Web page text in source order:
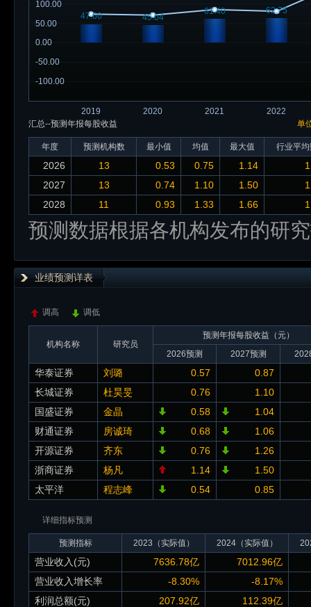
2019 2020 2021 2022
-100.00
-50.00
0.00
50.00
100.00
47.60 45.04
61.40 62.75
单
汇总--预测年报每股收益
年度 预测机构数 最小值 均值 最大值 行业平
2026 13 0.53 0.75 1.14
2027
13 0.74 1.10 1.50
2028
11 0.93 1.33 1.66
预测数据根据各机构发布的研
业绩预测详表
调高 调低
机构名称 研究员
预测年报每股收益（元）
2026预测
2027预测
华泰证券 刘璐 0.57
0.87
长城证券
杜昊旻 0.76
1.10
国盛证券
金晶 0.58
1.04
财通证券
房诚琦 0.68
1.06
开源证券
齐东 0.76
1.26
浙商证券
杨凡 1.14
1.50
太平洋
程志峰 0.54 0.85
详细指标预测
预测指标 2023（实际值） 2024（实际值）
营业收入(元) 7636.78亿
7012.96亿
营业收入增长率
-8.30%
-8.17%
利润总额(元)
207.92亿
112.39亿